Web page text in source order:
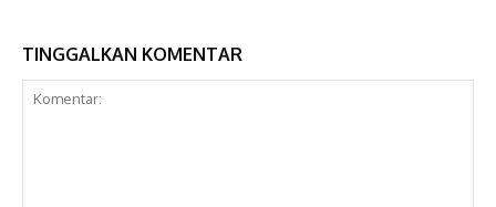
TINGGALKAN KOMENTAR